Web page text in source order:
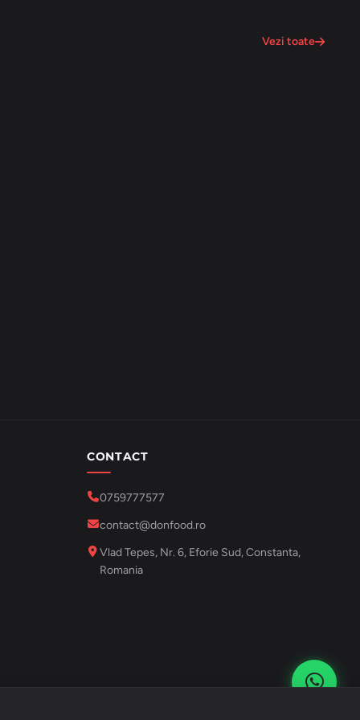
Vezi toate
CONTACT
0759777577
contact@donfood.ro
Vlad Tepes, Nr. 6, Eforie Sud, Constanta,
Romania